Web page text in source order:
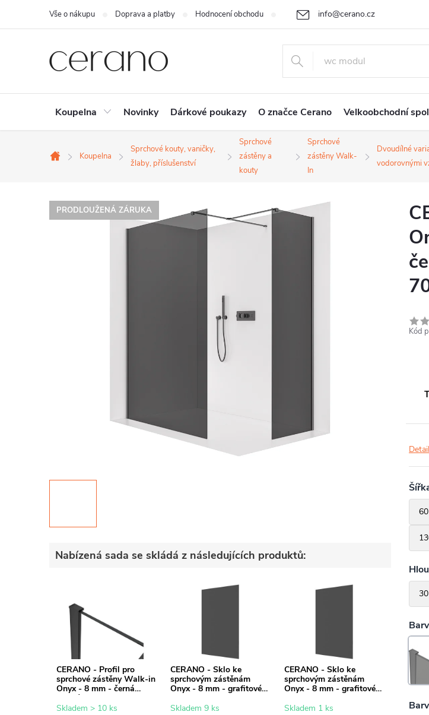
+420 226 400 232
info@cerano.cz
Vše o nákupu Doprava a platby Hodnocení obchodu Cenová nabídka na míru
Koupelna Novinky Dárkové poukazy O značce Cerano Velkoobchodní
Domů
Koupelna
Sprchové kouty, vaničky,
žlaby, příslušenství
Sprchové
zástěny a
kouty
Sprchové
zástěny Walk-
In
Dvoudílné
vodorovnými
PRODLOUŽENÁ ZÁRUKA
Nabízená sada se skládá z následujících produktů:
CERANO - Profil pro
sprchové zástěny Walk-in
Onyx - 8 mm - černá
matná - 15 mm
Skladem > 10 ks
CERANO - Sklo ke
sprchovým zástěnám
Onyx - 8 mm - grafitové
Skladem 9 ks
CERANO - Sklo ke
sprchovým zástěnám
Onyx - 8 mm - grafitové
Skladem 1 ks
Kód